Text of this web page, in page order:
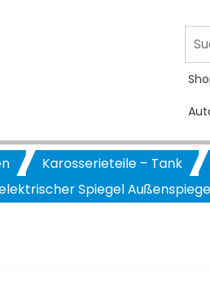
Karosserieteile – Tank
elektrischer Spiegel